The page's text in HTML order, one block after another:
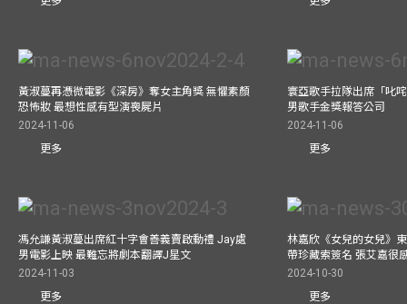
黃淑蔓再憑微電影《深房》奪女主角獎 無懼素顏
恐怖妝 最想性感有型演喪屍片
2024-11-06
更多
寰亞歌手拉隊出席「叱
男歌手金獎報答公司
2024-11-06
更多
馮允謙黃淑蔓出席紅十字會善義賣啟動禮 Jay處
男電影上映 最難忘將劇本翻譯J星文
2024-11-03
更多
林嘉欣《女兒的女兒》
帶珍藏索簽名 張艾嘉很
2024-10-30
更多